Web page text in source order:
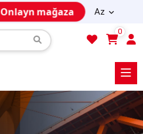
Onlayn mağaza Az
0